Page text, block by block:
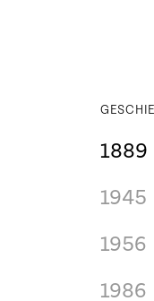
1889
1945
1956
1986